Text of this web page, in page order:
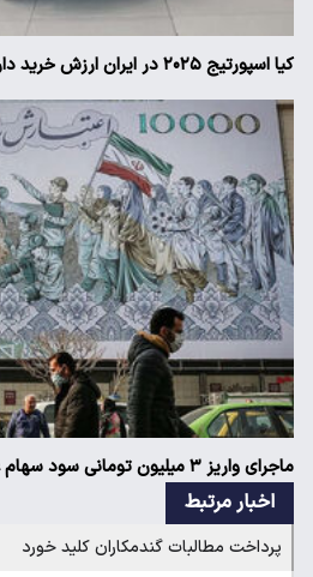
کیا اسپورتیج ۲۰۲۵ در ایران ارزش خرید دارد؟
ماجرای واریز ۳ میلیون تومانی سود سهام عدالت چیست؟
اخبار مرتبط
پرداخت مطالبات گندمکاران کلید خورد